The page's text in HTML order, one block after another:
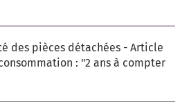
des pièces détachées - Article
: "2 ans à compter